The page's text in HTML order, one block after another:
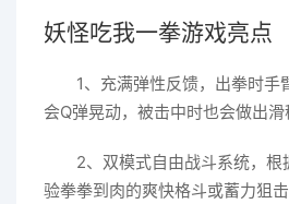
妖怪吃我一拳游戏亮点
1、充满弹性反馈，出拳时手
会Q弹晃动，被击中时也会做出滑
2、双模式自由战斗系统，
验拳拳到肉的爽快格斗或蓄力狙击